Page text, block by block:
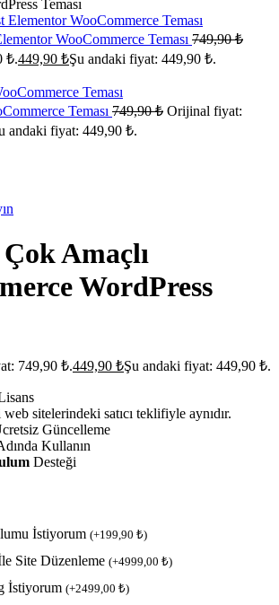
Teması
WooCommerce Teması 749,90₺
₺.449,90 ₺Şu andaki fiyat: 449,90 ₺.
Teması 749,90₺ Orijinal fiyat:
andaki fiyat: 449,90 ₺.
Amaçlı
WordPress
749,90 ₺.449,90 ₺Şu andaki fiyat: 449,90 ₺.
sitelerindeki satıcı teklifiyle aynıdır.
Güncelleme
Kullanın
Desteği
İstiyorum (+199,90 ₺)
Site Düzenleme (+4999,00 ₺)
İstiyorum (+2499,00 ₺)